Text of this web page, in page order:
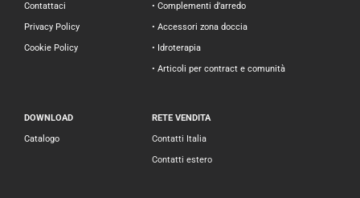
Contattaci
Privacy Policy
Cookie Policy
• Complementi d’arredo
• Accessori zona doccia
• Idroterapia
• Articoli per contract e comunità
DOWNLOAD
Catalogo
RETE VENDITA
Contatti Italia
Contatti estero